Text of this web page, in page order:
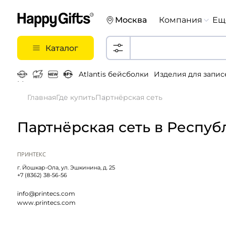
Москва Компания
Каталог
Atlantis бейсболки
Изделия для
Металлические ручки
ГлавнаяГде купитьПартнёрская сеть
Партнёрская сеть в
ПРИНТЕКС
г. Йошкар-Ола, ул. Эшкинина, д. 25
+7 (8362) 38-56-56
info@printecs.com
www.printecs.com